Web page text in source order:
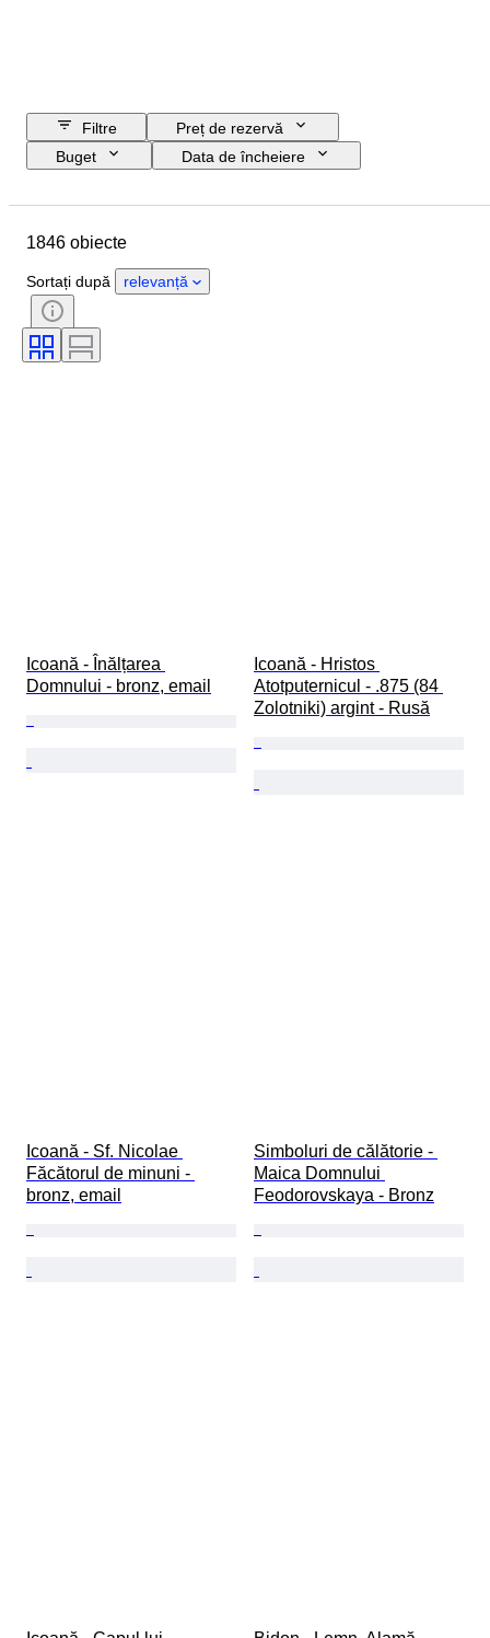
Filtre
Preț de rezervă
Buget
Data de încheiere
Țara de Proveniență
Stare
Certificare
Semnătură
Mișcarea ceasului
1846 obiecte
Sortați după relevanță
Icoană - Înălțarea
Domnului - bronz, email
Icoană - Hristos
Atotputernicul - .875 (84
Zolotniki) argint - Rusă
Icoană - Sf. Nicolae
Făcătorul de minuni -
bronz, email
Simboluri de călătorie -
Maica Domnului
Feodorovskaya - Bronz